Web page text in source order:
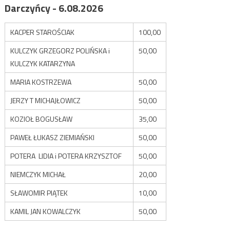
Darczyńcy - 6.08.2026
KACPER STAROŚCIAK
100,00
KULCZYK GRZEGORZ POLIŃSKA i
KULCZYK KATARZYNA
50,00
MARIA KOSTRZEWA
50,00
JERZY T MICHAJŁOWICZ
50,00
KOZIOŁ BOGUSŁAW
35,00
PAWEŁ ŁUKASZ ZIEMIAŃSKI
50,00
POTERA LIDIA i POTERA KRZYSZTOF
50,00
NIEMCZYK MICHAŁ
20,00
SŁAWOMIR PIĄTEK
10,00
KAMIL JAN KOWALCZYK
50,00